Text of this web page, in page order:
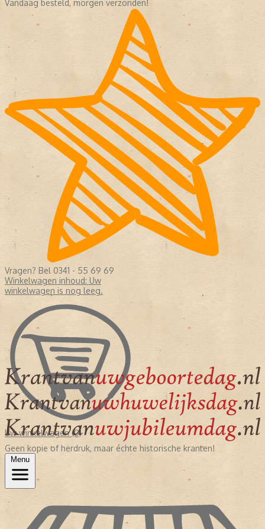
Vandaag besteld, morgen verzonden!
Vragen? Bel 0341 - 55 69 69
Winkelwagen inhoud: Uw
winkelwagen is nog leeg.
Uw winkelwagen (0)
Geen kopie of herdruk, maar échte historische kranten!
Menu